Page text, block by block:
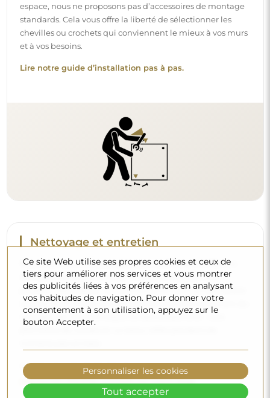
espace, nous ne proposons pas d’accessoires de montage
standards. Cela vous offre la liberté de sélectionner les
chevilles ou crochets qui conviennent le mieux à vos murs
et à vos besoins.
Lire notre guide d’installation pas à pas.
Nettoyage et entretien
Pour maintenir un éclat optimal, il suffit d’un chiffon en
microfibre et d’eau chaude. Si vous optez pour des
produits spécifiques, veillez à ce qu’ils aient un pH neutre
(autour de 7). Évitez les nettoyants puissants contenant du
vinaigre, de l’ammoniaque ou des acides forts – cela
permettra de conserver un beau reflet pendant de
Voulez-vous en savoir plus ?
Découvrez d’autres conseils sur notre blog.
Ce site Web utilise ses propres cookies et ceux de
tiers pour améliorer nos services et vous montrer
des publicités liées à vos préférences en analysant
vos habitudes de navigation. Pour donner votre
consentement à son utilisation, appuyez sur le
bouton Accepter.
Personnaliser les cookies
Tout accepter